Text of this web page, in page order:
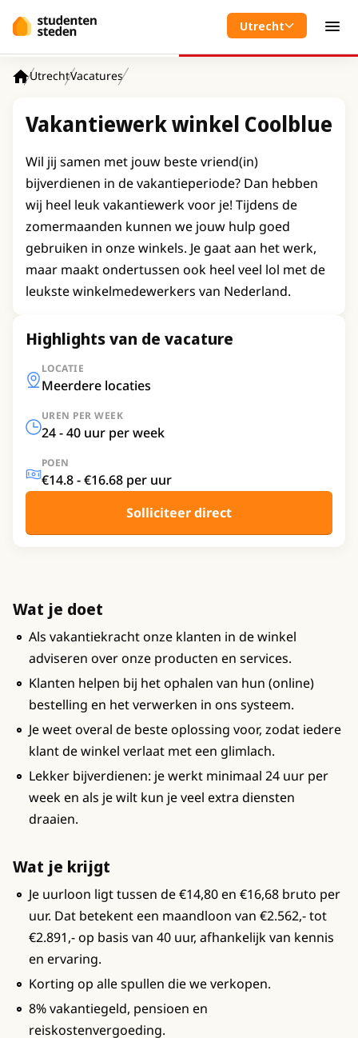
Utrecht
UtrechtVacatures
Vakantiewerk winkel Coolblue
Wil jij samen met jouw beste vriend(in)
bijverdienen in de vakantieperiode? Dan hebben
wij heel leuk vakantiewerk voor je! Tijdens de
zomermaanden kunnen we jouw hulp goed
gebruiken in onze winkels. Je gaat aan het werk,
maar maakt ondertussen ook heel veel lol met de
leukste winkelmedewerkers van Nederland.
Highlights van de vacature
LOCATIE
Meerdere locaties
UREN PER WEEK
24 - 40 uur per week
POEN
€14.8 - €16.68 per uur
Solliciteer direct
Wat je doet
Als vakantiekracht onze klanten in de winkel
adviseren over onze producten en services.
Klanten helpen bij het ophalen van hun (online)
bestelling en het verwerken in ons systeem.
Je weet overal de beste oplossing voor, zodat iedere
klant de winkel verlaat met een glimlach.
Lekker bijverdienen: je werkt minimaal 24 uur per
week en als je wilt kun je veel extra diensten
draaien.
Wat je krijgt
Je uurloon ligt tussen de €14,80 en €16,68 bruto per
uur. Dat betekent een maandloon van €2.562,- tot
€2.891,- op basis van 40 uur, afhankelijk van kennis
en ervaring.
Korting op alle spullen die we verkopen.
8% vakantiegeld, pensioen en
reiskostenvergoeding.